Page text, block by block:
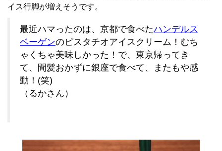
イス行脚が増えそうです。
最近ハマったのは、京都で食べたハンデルス
ベーゲンのピスタチオアイスクリーム！むち
ゃくちゃ美味しかった！で、東京帰ってき
て、間髪おかずに銀座で食べて、またもや感
動！(笑)
（るかさん）